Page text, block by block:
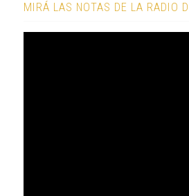
MIRÁ LAS NOTAS DE LA RADIO